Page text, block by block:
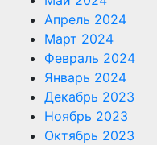
Апрель 2024
Март 2024
Февраль 2024
Январь 2024
Декабрь 2023
Ноябрь 2023
Октябрь 2023